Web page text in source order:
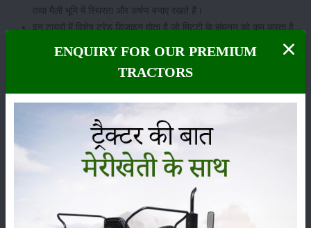
तथा मैली भूमि में स्थिरता और कर्षण बनाए रखते हैं।
इन टायरों में विशेष ट्रेड डिज़ाइन होता है जो मिट्टी के संघनन को कम करता है
हाइड्रोलिक्स लिफ्टिंग क्षमता
से यह भारी वजन को आसानी से उठा सकता है।
इसमें सटीक हाइड्रोलिक्स प्रणाली है, जो उपकरणों के संचालन में मदद करती
है।
नई तकनीक के सेंसिंग पॉइंट्स इसे और अधिक कुशल बनाते हैं।
इस ट्रैक्टर में 65 लीटर क्षमता का फ्यूल टैंक दिया गया है। बड़ा ईंधन टैंक होने के
ENQUIRY FOR OUR PREMIUM
TRACTORS